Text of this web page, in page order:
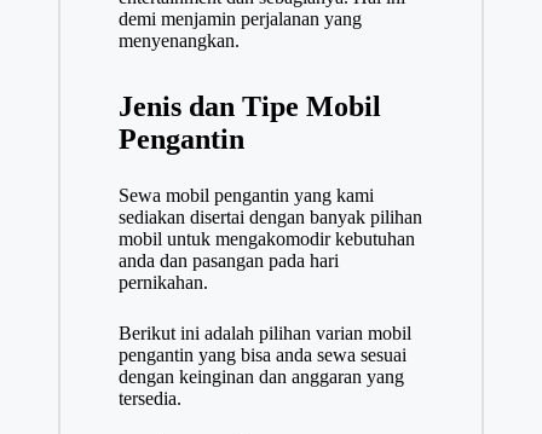
demi menjamin perjalanan yang
menyenangkan.
Jenis dan Tipe Mobil
Pengantin
Sewa mobil pengantin yang kami
sediakan disertai dengan banyak pilihan
mobil untuk mengakomodir kebutuhan
anda dan pasangan pada hari
pernikahan.
Berikut ini adalah pilihan varian mobil
pengantin yang bisa anda sewa sesuai
dengan keinginan dan anggaran yang
tersedia.